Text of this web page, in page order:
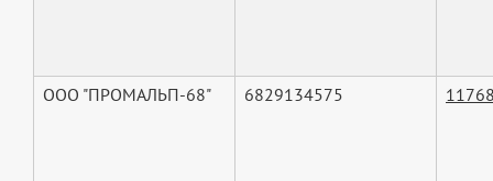
ООО "ПРОМАЛЬП-68" 6829134575